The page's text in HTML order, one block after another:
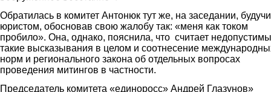
Обратилась в комитет Антонюк тут же, на заседании, будучи
юристом, обосновав свою жалобу так: «меня как током
пробило». Она, однако, пояснила, что считает
такие высказывания в целом и соотнесение
норм и регионального закона об отдельных вопросах
проведения митингов в частности.
Председатель комитета «единоросс» Андрей Глазунов»